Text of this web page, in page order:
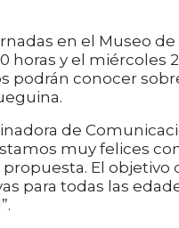
en el Museo de
horas y el miércoles
podrán conocer
de
muy felices
El objetivo
para todas las